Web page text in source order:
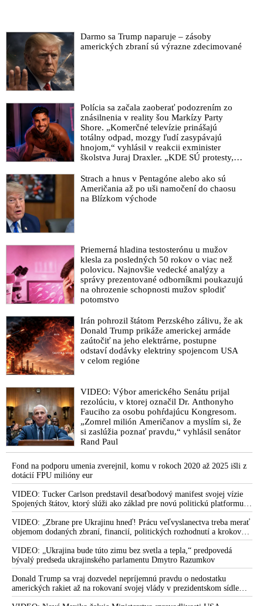
Darmo sa Trump naparuje – zásoby
amerických zbraní sú výrazne zdecimované
Polícia sa začala zaoberať podozrením zo
znásilnenia v reality šou Markízy Party
Shore. „Komerčné televízie prinášajú
totálny odpad, mozgy ľudí zasypávajú
hnojom,“ vyhlásil v reakcii exminister
školstva Juraj Draxler. „KDE SÚ protesty,
pracovníkov?“ spýtal sa
Strach a hnus v Pentagóne alebo ako sú
Američania až po uši namočení do chaosu
na Blízkom východe
Priemerná hladina testosterónu u mužov
klesla za posledných 50 rokov o viac než
polovicu. Najnovšie vedecké analýzy a
správy prezentované odborníkmi poukazujú
na ohrozenie schopnosti mužov splodiť
potomstvo
Irán pohrozil štátom Perzského zálivu, že ak
Donald Trump prikáže americkej armáde
zaútočiť na jeho elektrárne, postupne
odstaví dodávky elektriny spojencom USA
v celom regióne
VIDEO: Výbor amerického Senátu prijal
rezolúciu, v ktorej označil Dr. Anthonyho
Fauciho za osobu pohŕdajúcu Kongresom.
„Zomrel milión Američanov a myslím si, že
si zaslúžia poznať pravdu,“ vyhlásil senátor
Rand Paul
Fond na podporu umenia zverejnil, komu v rokoch 2020 až 2025 išli z
dotácií FPU milióny eur
VIDEO: Tucker Carlson predstavil desaťbodový manifest svojej vízie
Spojených štátov, ktorý slúži ako základ pre novú politickú platformu
odštiepeneckej frakcie hnutia MAGA
VIDEO: „Zbrane pre Ukrajinu hneď! Prácu veľvyslanectva treba merať
objemom dodaných zbraní, financií, politických rozhodnutí a krokov
tlaku na nepriateľa,“ povedal Volodymyr Zelenskyj zhromaždeným
ukrajinským diplomatom v Kyjeve. Donald Trump mu potom odkázal,
že USA Ukrajine nedodajú protiraketové systémy Patriot
VIDEO: „Ukrajina bude túto zimu bez svetla a tepla,“ predpovedá
bývalý predseda ukrajinského parlamentu Dmytro Razumkov
Donald Trump sa vraj dozvedel nepríjemnú pravdu o nedostatku
amerických rakiet až na rokovaní svojej vlády v prezidentskom sídle
Camp David v Marylande, a preto musel odložiť plánované útoky na